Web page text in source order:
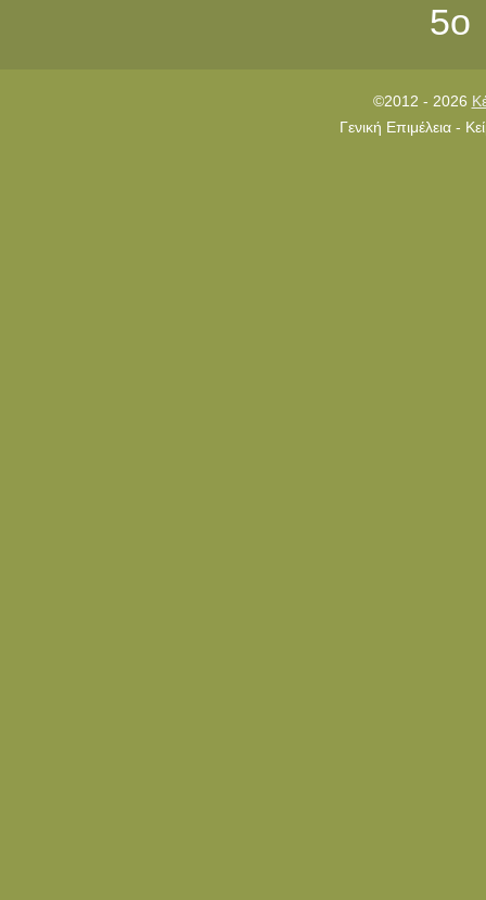
5ο
©2012 - 2026
Γενική Επιμέλεια -